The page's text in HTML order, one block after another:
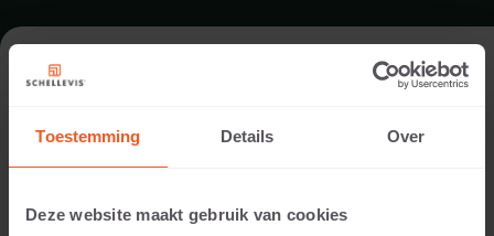
Toestemming Details Over
Deze website maakt gebruik van cookies
FORMAAT - GROOTFORMAAT TEGEL
ASSORTIMENT GROOTFORMAAT TEGELS